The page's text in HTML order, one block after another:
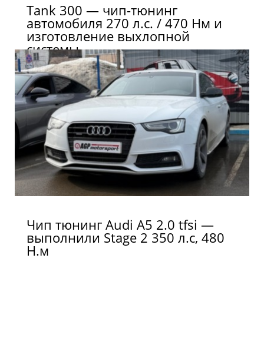
Tank 300 — чип-тюнинг
автомобиля 270 л.с. / 470 Нм и
изготовление выхлопной
системы
Чип тюнинг Audi A5 2.0 tfsi —
выполнили Stage 2 350 л.с, 480
Н.м